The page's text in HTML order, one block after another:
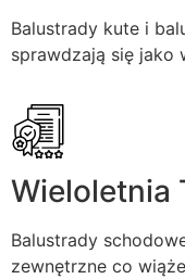
Balustrady kute i
sprawdzają się jako
Wieloletnia
Balustrady
zewnętrzne co